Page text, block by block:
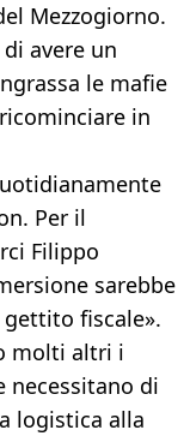
Mezzogiorno.
avere un
le mafie
in
Per il
Filippo
sarebbe
fiscale».
molti altri i
necessitano di
logistica alla